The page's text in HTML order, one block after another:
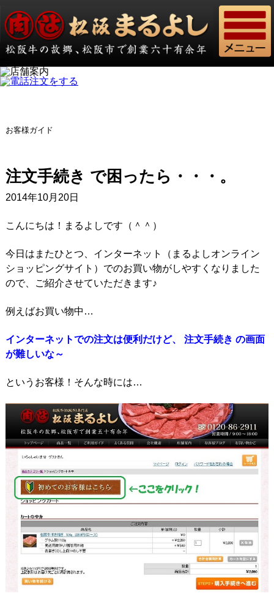
お客様ガイド
注文手続き で困ったら・・・。
2014年10月20日
こんにちは！まるよしです（＾＾）
今日はまたひとつ、インターネット（まるよしオンライン
ショッピングサイト）でのお買い物がしやすくなりました
ので、ご紹介させていただきます♪
例えばお買い物中…
インターネットでの注文は便利だけど、 注文手続き の画面
が難しいな～
というお客様！そんな時には…